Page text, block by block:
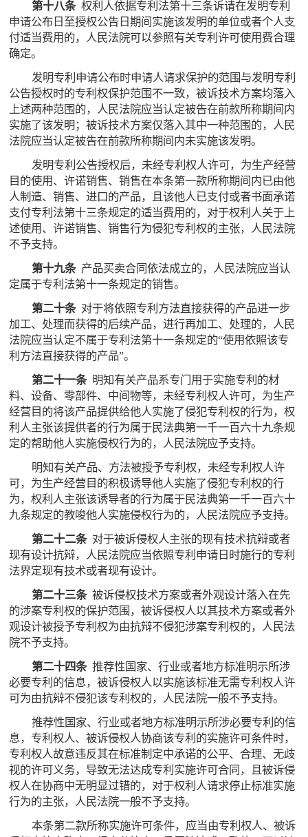
第十八条权利人依据专利法第十三条诉请在发明专利
申请公布日至授权公告日期间实施该发明的单位或者个人支
付适当费用的，人民法院可以参照有关专利许可使用费合理
确定。
发明专利申请公布时申请人请求保护的范围与发明专利
公告授权时的专利权保护范围不一致，被诉技术方案均落入
上述两种范围的，人民法院应当认定被告在前款所称期间内
实施了该发明；被诉技术方案仅落入其中一种范围的，人民
法院应当认定被告在前款所称期间内未实施该发明。
发明专利公告授权后，未经专利权人许可，为生产经营
目的使用、许诺销售、销售在本条第一款所称期间内已由他
人制造、销售、进口的产品，且该他人已支付或者书面承诺
支付专利法第十三条规定的适当费用的，对于权利人关于上
述使用、许诺销售、销售行为侵犯专利权的主张，人民法院
不予支持。
第十九条 产品买卖合同依法成立的，人民法院应当认
定属于专利法第十一条规定的销售。
第二十条 对于将依照专利方法直接获得的产品进一步
加工、处理而获得的后续产品，进行再加工、处理的，人民
法院应当认定不属于专利法第十一条规定的“使用依照该专
利方法直接获得的产品”。
第二十一条 明知有关产品系专门用于实施专利的材
料、设备、零部件、中间物等，未经专利权人许可，为生产
经营目的将该产品提供给他人实施了侵犯专利权的行为，权
利人主张该提供者的行为属于民法典第一千一百六十九条规
定的帮助他人实施侵权行为的，人民法院应予支持。
明知有关产品、方法被授予专利权，未经专利权人许
可，为生产经营目的积极诱导他人实施了侵犯专利权的行
为，权利人主张该诱导者的行为属于民法典第一千一百六十
九条规定的教唆他人实施侵权行为的，人民法院应予支持。
第二十二条 对于被诉侵权人主张的现有技术抗辩或者
现有设计抗辩，人民法院应当依照专利申请日时施行的专利
法界定现有技术或者现有设计。
第二十三条被诉侵权技术方案或者外观设计落入在先
的涉案专利权的保护范围，被诉侵权人以其技术方案或者外
观设计被授予专利权为由抗辩不侵犯涉案专利权的，人民法
院不予支持。
第二十四条推荐性国家、行业或者地方标准明示所涉
必要专利的信息，被诉侵权人以实施该标准无需专利权人许
可为由抗辩不侵犯该专利权的，人民法院一般不予支持。
推荐性国家、行业或者地方标准明示所涉必要专利的信
息，专利权人、被诉侵权人协商该专利的实施许可条件时，
专利权人故意违反其在标准制定中承诺的公平、合理、无歧
视的许可义务，导致无法达成专利实施许可合同，且被诉侵
权人在协商中无明显过错的，对于权利人请求停止标准实施
行为的主张，人民法院一般不予支持。
本条第二款所称实施许可条件，应当由专利权人、被诉